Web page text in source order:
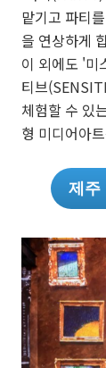
맡기고 파티
을 연상하게
이 외에도 '미
티브
체험할 수 있
형 미디어아
제주